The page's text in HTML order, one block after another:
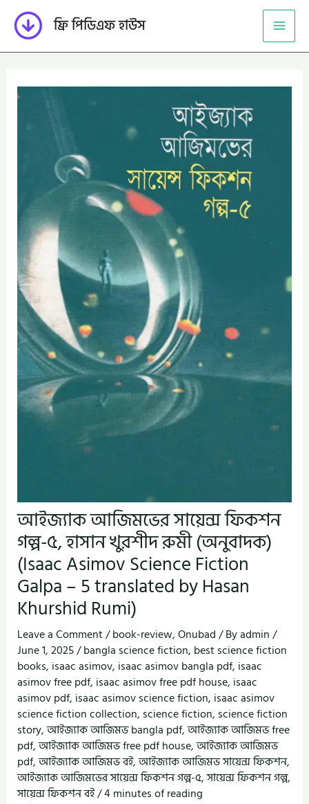
content
ফ্রি পিডিএফ হাউস
আইজ্যাক আজিমভের সায়েন্স ফিকশন
গল্প-৫, হাসান খুরশীদ রুমী (অনুবাদক)
(Isaac Asimov Science Fiction
Galpa – 5 translated by Hasan
Khurshid Rumi)
Leave a Comment/book-review,Onubad/ Byadmin/
June 1, 2025/bangla science fiction, best science fiction
books, isaac asimov, isaac asimov bangla pdf, isaac
asimov free pdf, isaac asimov free pdf house, isaac
asimov pdf, isaac asimov science fiction, isaac asimov
science fiction collection, science fiction, science fiction
story,আইজ্যাক আজিমভ bangla pdf,আইজ্যাক আজিমভ free
pdf,আইজ্যাক আজিমভ free pdf house,আইজ্যাক আজিমভ
pdf,আইজ্যাক আজিমভ বই,আইজ্যাক আজিমভ সায়েন্স ফিকশন,
আইজ্যাক আজিমভের সায়েন্স ফিকশন গল্প-৫,সায়েন্স ফিকশন গল্প,
সায়েন্স ফিকশন বই/4 minutes of reading